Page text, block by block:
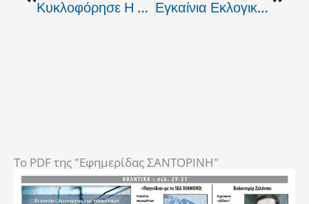
Κυκλοφόρησε Η Νέα ΚΡΗΤΙΚΗ ΦΩΝΗ. Εγκαίνια Εκλογικού Κέντρου Αρναουτάκη Στα Χανιά
To PDF της "Εφημερίδας ΣΑΝΤΟΡΙΝΗ"